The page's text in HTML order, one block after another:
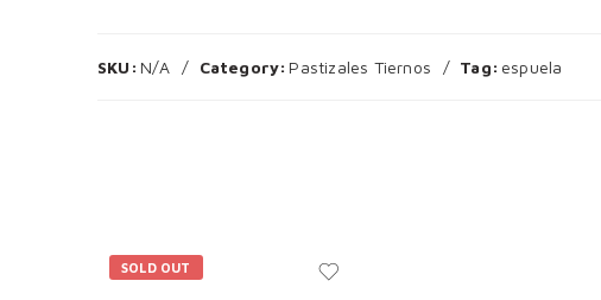
SKU: N/A Category: Pastizales Tiernos Tag: espuela
SOLD OUT